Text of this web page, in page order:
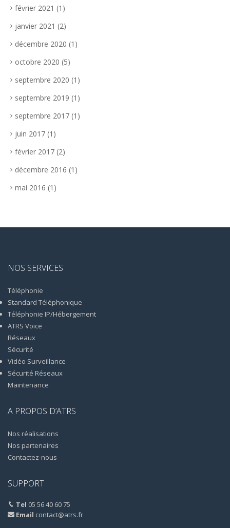
février 2021 (1)
janvier 2021 (2)
décembre 2020 (1)
octobre 2020 (5)
septembre 2020 (1)
septembre 2019 (1)
septembre 2017 (1)
juin 2017 (1)
février 2017 (2)
décembre 2016 (1)
mai 2016 (1)
NOS SERVICES
Téléphonie
Standard Téléphonique
Téléphonie IP/Hébergement
ATRS Voice
Réseaux
Sécurité
Vidéo Surveillance
Sécurité Réseaux
Maintenance
A PROPOS D’ATRS
Nos réalisations
Nos partenaires
Contactez-nous
SUPPORT
Tel 05 56 40 60 75
Email contact@atrs.fr